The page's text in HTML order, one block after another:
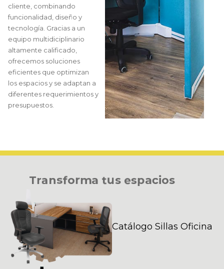
cliente, combinando
funcionalidad, diseño y
tecnología. Gracias a un
equipo multidiciplinario
altamente calificado,
ofrecemos soluciones
eficientes que optimizan
los espacios y se adaptan a
diferentes requerimientos y
presupuestos.
Transforma tus espacios
Catálogo Sillas Oficina